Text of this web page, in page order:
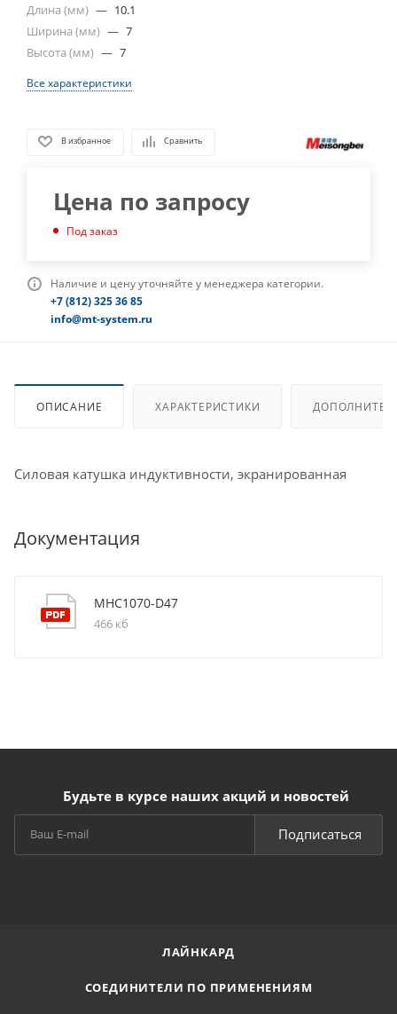
Длина (мм) — 10.1
Ширина (мм) — 7
Высота (мм) — 7
Все характеристики
В избранное Сравнить
Цена по запросу
Под заказ
Наличие и цену уточняйте у менеджера категории.
+7 (812) 325 36 85
info@mt-system.ru
ОПИСАНИЕ ХАРАКТЕРИСТИКИ
Силовая катушка индуктивности, экранированная
Документация
MHC1070-D47
466 кб
Будьте в курсе наших акций и новостей
Подписаться
ЛАЙНКАРД
СОЕДИНИТЕЛИ ПО ПРИМЕНЕНИЯМ